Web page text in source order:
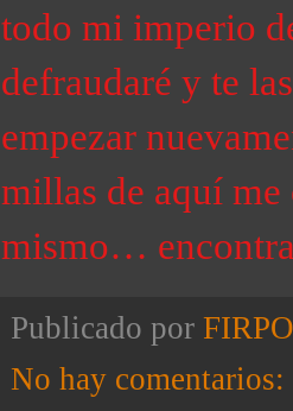
todo mi imperio
defraudaré y te
empezar
millas de aquí
mismo…
Publicado por FIRPO
No hay comentarios: